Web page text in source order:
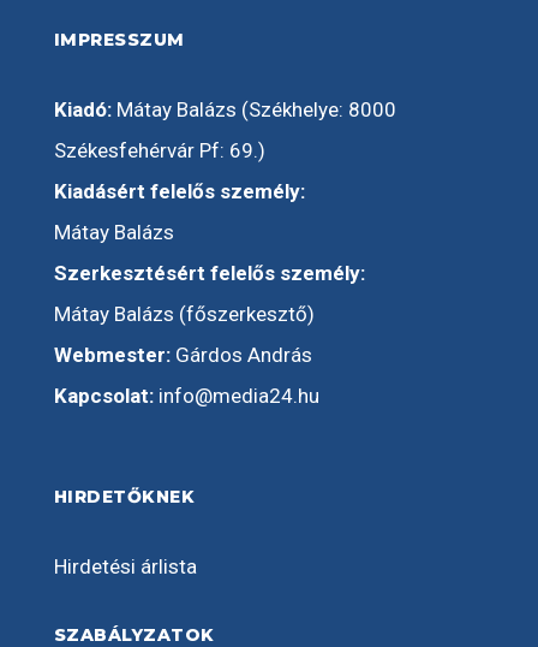
IMPRESSZUM
Kiadó:Mátay Balázs (Székhelye: 8000
Székesfehérvár Pf: 69.)
Kiadásért felelős személy:
Mátay Balázs
Szerkesztésért felelős személy:
Mátay Balázs (főszerkesztő)
Webmester:Gárdos András
Kapcsolat: info@media24.hu
HIRDETŐKNEK
Hirdetési árlista
SZABÁLYZATOK